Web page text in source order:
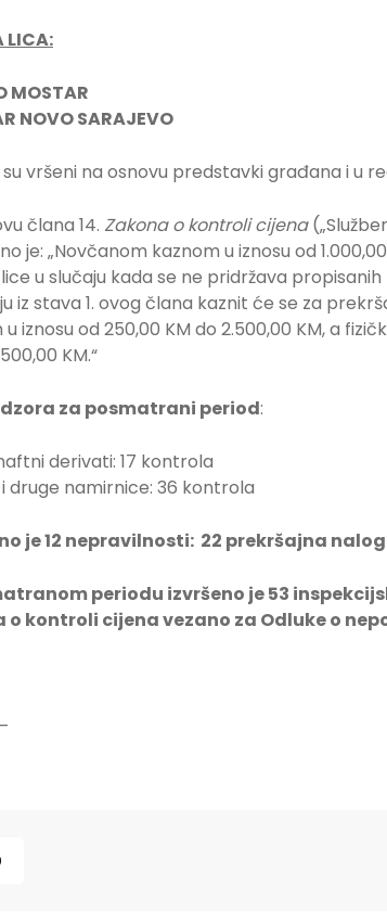
LICA:
MOSTAR
NOVO SARAJEVO
su vršeni na osnovu predstavki građana i u
člana 14. Zakona o kontroli cijena
je: „Novčanom kaznom u iznosu od
u slučaju kada se ne pridržava
iz stava 1. ovog člana kaznit će se za
iznosu od 250,00 KM do 2.500,00 KM, a
KM.“
za posmatrani period:
derivati: 17 kontrola
druge namirnice: 36 kontrola
je 12 nepravilnosti: 22 prekršajna
periodu izvršeno je 53
o kontroli cijena vezano za Odluke o